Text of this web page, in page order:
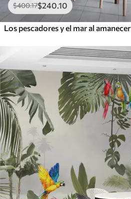
$400.17$240.10
Los pescadores y el mar al amanecer